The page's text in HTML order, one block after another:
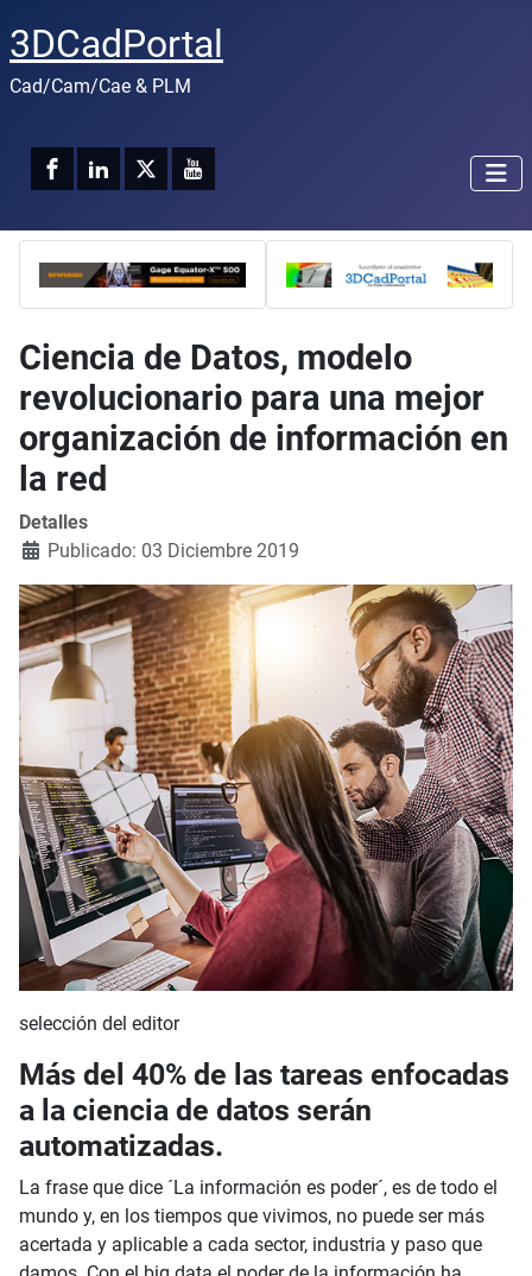
3DCadPortal
Cad/Cam/Cae & PLM
Ciencia de Datos, modelo
revolucionario para una mejor
organización de información en
la red
Detalles
Publicado: 03 Diciembre 2019
selección del editor
Más del 40% de las tareas enfocadas
a la ciencia de datos serán
automatizadas.
La frase que dice ´La información es poder´, es de todo el
mundo y, en los tiempos que vivimos, no puede ser más
acertada y aplicable a cada sector, industria y paso que